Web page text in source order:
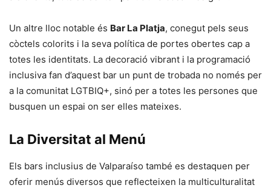
Un altre lloc notable és Bar La Platja, conegut pels seus
còctels colorits i la seva política de portes obertes cap a
totes les identitats. La decoració vibrant i la programació
inclusiva fan d’aquest bar un punt de trobada no només per
a la comunitat LGTBIQ+, sinó per a totes les persones que
busquen un espai on ser elles mateixes.
La Diversitat al Menú
Els bars inclusius de Valparaíso també es destaquen per
oferir menús diversos que reflecteixen la multiculturalitat